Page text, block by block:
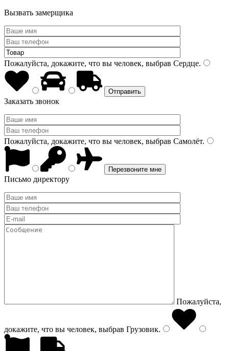
Вызвать замерщика
Пожалуйста, докажите, что вы человек, выбрав Сердце.
Заказать звонок
Пожалуйста, докажите, что вы человек, выбрав Самолёт.
Письмо директору
Пожалуйста,
докажите, что вы человек, выбрав Грузовик.